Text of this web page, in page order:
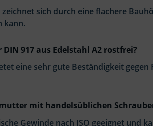
sich durch eine flachere
kann.
917 aus Edelstahl A2 rostfrei?
eine sehr gute Beständigkeit
mit handelsüblichen
Gewinde nach ISO geeignet und